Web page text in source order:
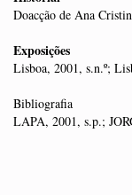
Doacção de Ana
Exposições
Lisboa, 2001, s.n.º;
Bibliografia
LAPA, 2001, s.p.;